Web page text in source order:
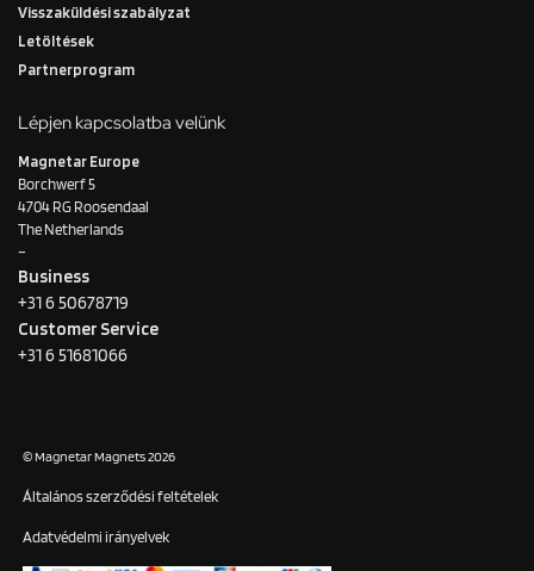
Visszaküldési szabályzat
Letöltések
Partnerprogram
Lépjen kapcsolatba velünk
Magnetar Europe
Borchwerf 5
4704 RG Roosendaal
The Netherlands
–
Business
+31 6 50678719
Customer Service
+31 6 51681066
© Magnetar Magnets 2026
Általános szerződési feltételek
Adatvédelmi irányelvek